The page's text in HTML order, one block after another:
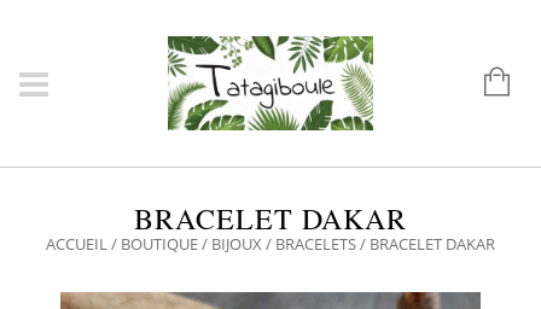
BRACELET DAKAR
ACCUEIL/ BOUTIQUE/ BIJOUX / BRACELETS/ BRACELET DAKAR